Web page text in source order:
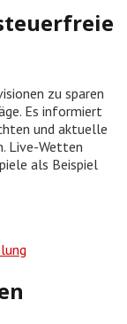
zu sparen
Es informiert
und aktuelle
Live-Wetten
als Beispiel